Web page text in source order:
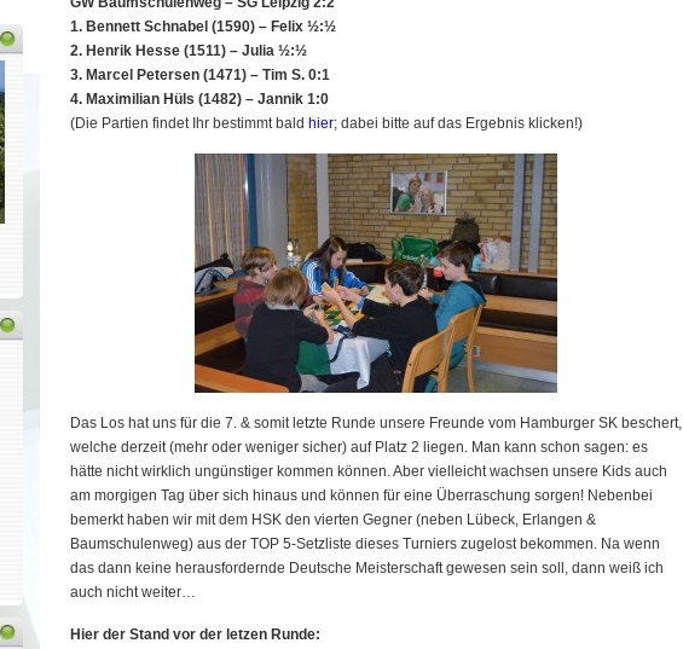
1. Bennett Schnabel (1590) – Felix ½:½
2. Henrik Hesse (1511) – Julia ½:½
3. Marcel Petersen (1471) – Tim S. 0:1
4. Maximilian Hüls (1482) – Jannik 1:0
(Die Partien findet Ihr bestimmt bald hier; dabei bitte auf das Ergebnis klicken!)
Das Los hat uns für die 7. & somit letzte Runde unsere Freunde vom Hamburger SK beschert,
welche derzeit (mehr oder weniger sicher) auf Platz 2 liegen. Man kann schon sagen: es
hätte nicht wirklich ungünstiger kommen können. Aber vielleicht wachsen unsere Kids auch
am morgigen Tag über sich hinaus und können für eine Überraschung sorgen! Nebenbei
bemerkt haben wir mit dem HSK den vierten Gegner (neben Lübeck, Erlangen &
Baumschulenweg) aus der TOP 5-Setzliste dieses Turniers zugelost bekommen. Na wenn
das dann keine herausfordernde Deutsche Meisterschaft gewesen sein soll, dann weiß ich
auch nicht weiter…
Hier der Stand vor der letzen Runde: